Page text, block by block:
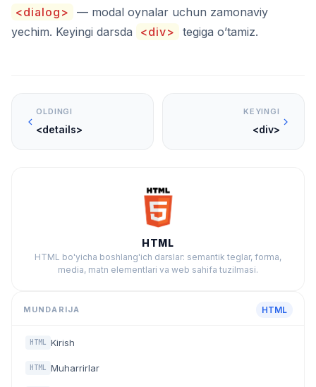
<dialog>
— modal oynalar uchun zamonaviy
yechim. Keyingi darsda
<div> tegiga o’tamiz.
OLDINGI
<details>
KEYINGI
<div>
HTML
HTML bo'yicha boshlang'ich darslar: semantik teglar, forma,
media, matn elementlari va web sahifa tuzilmasi.
MUNDARIJA HTML
HTML Kirish
HTML Muharrirlar